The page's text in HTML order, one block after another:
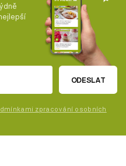
ODESLAT
zpracování osobních